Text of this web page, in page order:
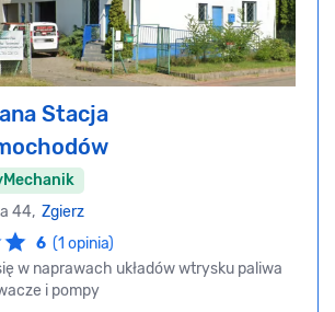
Stacja
44, Zgierz
6 (1 opinia)
w naprawach układów wtrysku paliwa
i pompy